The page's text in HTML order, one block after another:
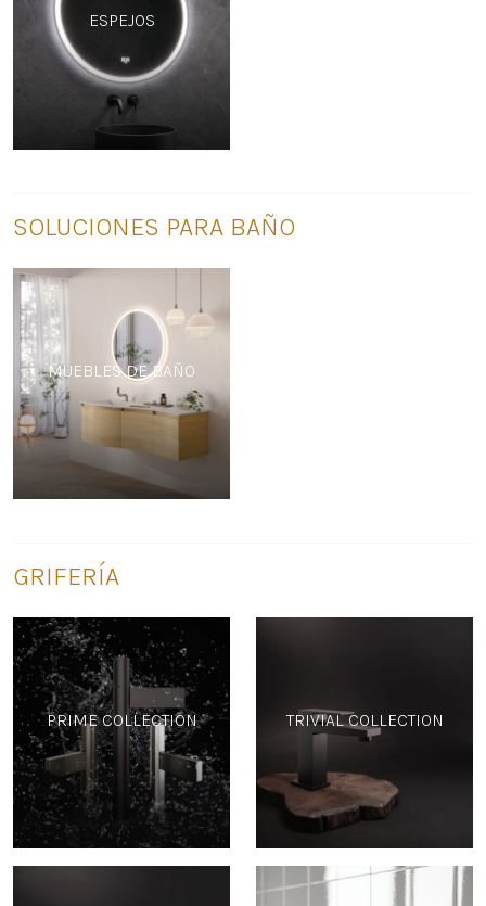
ESPEJOS
SOLUCIONES PARA BAÑO
MUEBLES DE BAÑO
GRIFERÍA
PRIME COLLECTION TRIVIAL COLLECTION